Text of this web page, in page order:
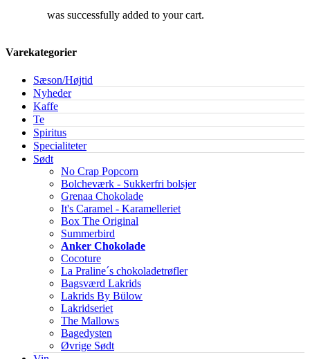
was successfully added to your cart.
Varekategorier
Sæson/Højtid
Nyheder
Kaffe
Te
Spiritus
Specialiteter
Sødt
No Crap Popcorn
Bolcheværk - Sukkerfri bolsjer
Grenaa Chokolade
It's Caramel - Karamelleriet
Box The Original
Summerbird
Anker Chokolade
Cocoture
La Praline´s chokoladetrøfler
Bagsværd Lakrids
Lakrids By Bülow
Lakridseriet
The Mallows
Bagedysten
Øvrige Sødt